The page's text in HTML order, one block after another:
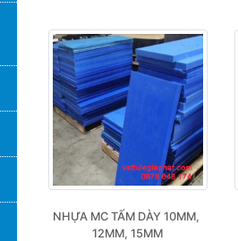
NHỰA MC TẤM DÀY 10MM,
12MM, 15MM